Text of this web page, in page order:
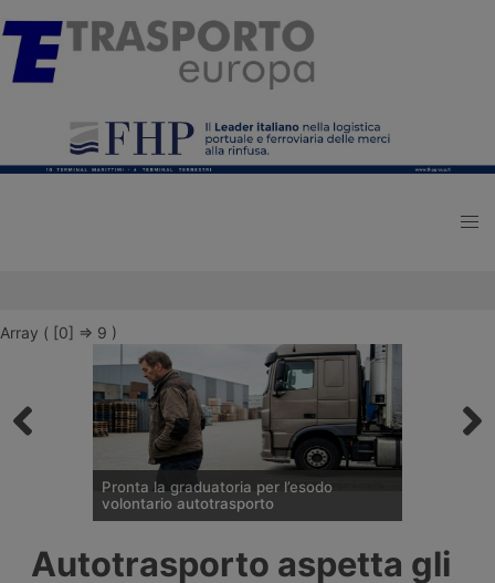
Array ( [0] => 9 )
Pronta la graduatoria per l’esodo
volontario autotrasporto
degli Autotrasportatori ha pubblicato
l’elenco delle 133 imprese monoveicolari
Autotrasporto aspetta gli